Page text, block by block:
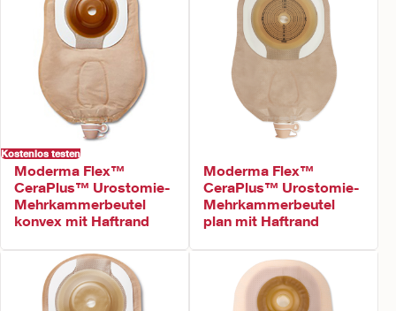
Kostenlos testen
Moderma Flex™
CeraPlus™ Urostomie-
Mehrkammerbeutel
konvex mit Haftrand
Moderma Flex™
CeraPlus™ Urostomie-
Mehrkammerbeutel
plan mit Haftrand